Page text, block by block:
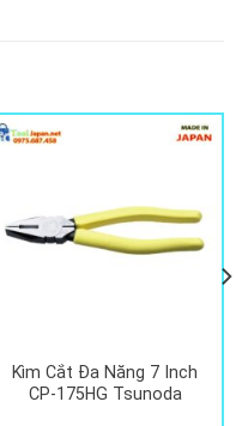
Kìm Cắt Đa Năng 7 Inch
CP-175HG Tsunoda